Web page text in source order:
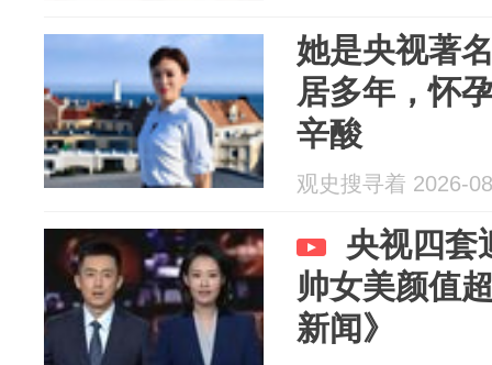
她是央视著
居多年，怀
辛酸
观史搜寻着 2026-
央视四套
帅女美颜值
新闻》